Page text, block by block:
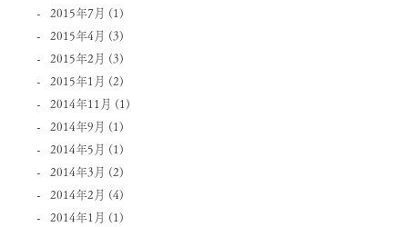
2015年7月 (1)
2015年4月 (3)
2015年2月 (3)
2015年1月 (2)
2014年11月 (1)
2014年9月 (1)
2014年5月 (1)
2014年3月 (2)
2014年2月 (4)
2014年1月 (1)